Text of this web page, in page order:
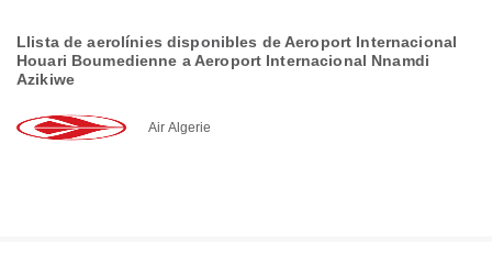
Llista de aerolínies disponibles de Aeroport Internacional
Houari Boumedienne a Aeroport Internacional Nnamdi
Azikiwe
Air Algerie